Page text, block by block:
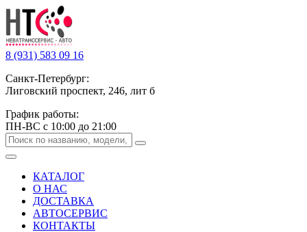
8 (931) 583 09 16
Санкт-Петербург:
Лиговский проспект, 246, лит б
График работы:
ПН-ВС с 10:00 до 21:00
КАТАЛОГ
О НАС
ДОСТАВКА
АВТОСЕРВИС
КОНТАКТЫ